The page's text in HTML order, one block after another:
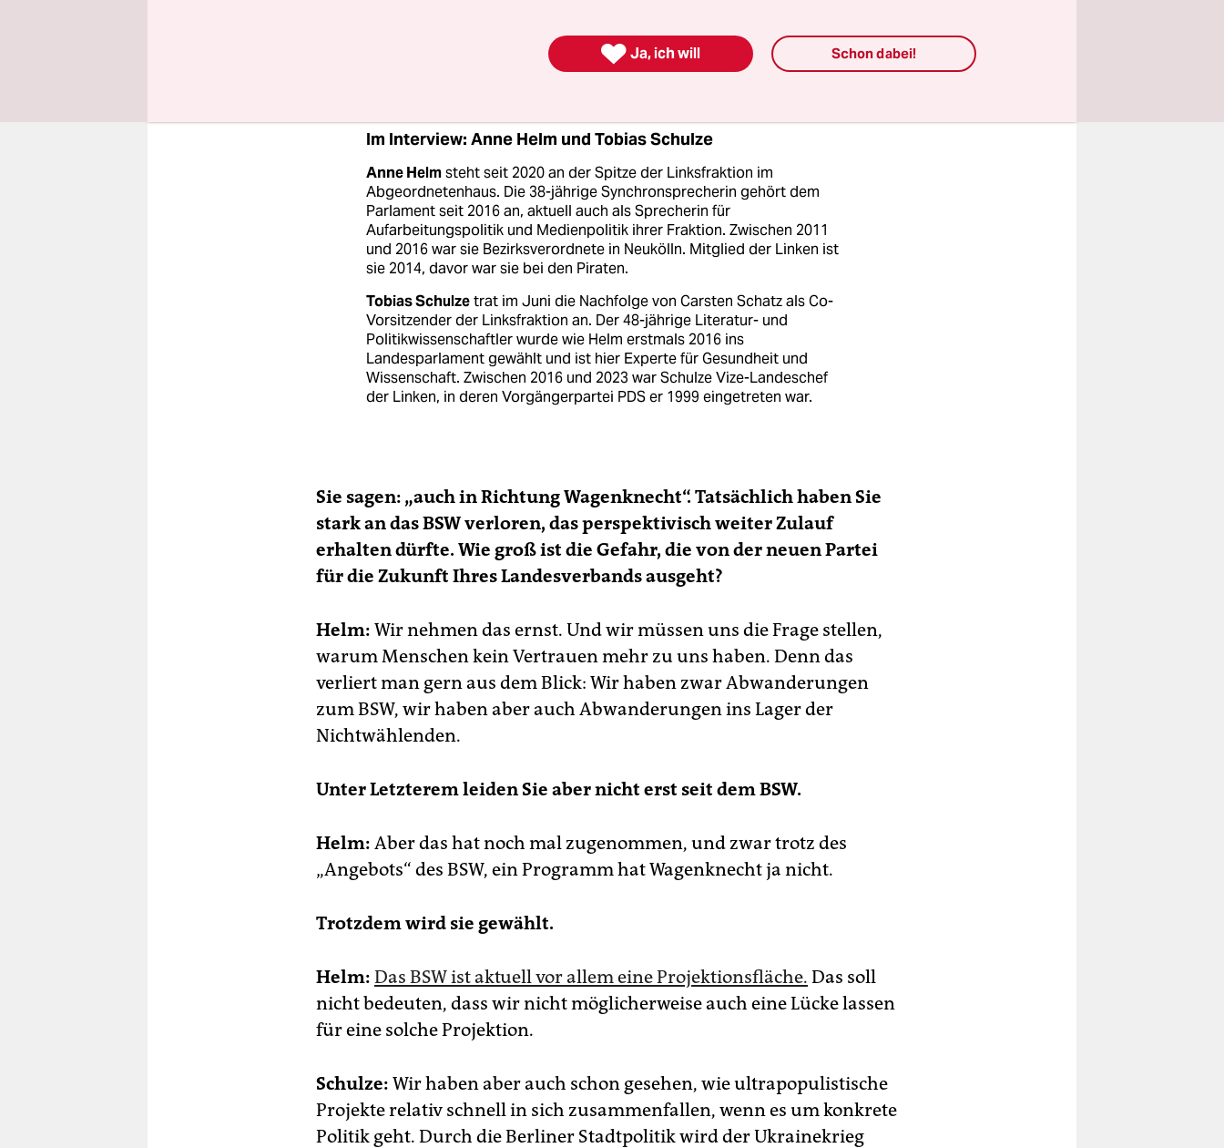
Im Interview: Anne Helm und Tobias Schulze
Anne Helmsteht seit 2020 an der Spitze der Linksfraktion im
Abgeordnetenhaus. Die 38-jährige Synchronsprecherin gehört dem
Parlament seit 2016 an, aktuell auch als Sprecherin für
Aufarbeitungspolitik und Medienpolitik ihrer Fraktion. Zwischen 2011
und 2016 war sie Bezirksverordnete in Neukölln. Mitglied der Linken ist
sie 2014, davor war sie bei den Piraten.
Tobias Schulzetrat im Juni die Nachfolge von Carsten Schatz als Co-
Vorsitzender der Linksfraktion an. Der 48-jährige Literatur- und
Politikwissenschaftler wurde wie Helm erstmals 2016 ins
Landesparlament gewählt und ist hier Experte für Gesundheit und
Wissenschaft. Zwischen 2016 und 2023 war Schulze Vize-Landeschef
der Linken, in deren Vorgängerpartei PDS er 1999 eingetreten war.
Sie sagen: „auch in Richtung Wagenknecht“. Tatsächlich haben Sie
stark an das BSW verloren, das perspektivisch weiter Zulauf
erhalten dürfte. Wie groß ist die Gefahr, die von der neuen Partei
für die Zukunft Ihres Landesverbands ausgeht?
Helm: Wir nehmen das ernst. Und wir müssen uns die Frage stellen,
warum Menschen kein Vertrauen mehr zu uns haben. Denn das
verliert man gern aus dem Blick: Wir haben zwar Abwanderungen
zum BSW, wir haben aber auch Abwanderungen ins Lager der
Nichtwählenden.
Unter Letzterem leiden Sie aber nicht erst seit dem BSW.
Helm: Aber das hat noch mal zugenommen, und zwar trotz des
„Angebots“ des BSW, ein Programm hat Wagenknecht ja nicht.
Trotzdem wird sie gewählt.
Helm: Das BSW ist aktuell vor allem eine Projektionsfläche. Das soll
nicht bedeuten, dass wir nicht möglicherweise auch eine Lücke lassen
für eine solche Projektion.
Schulze: Wir haben aber auch schon gesehen, wie ultrapopulistische
Projekte relativ schnell in sich zusammenfallen, wenn es um konkrete
Politik geht. Durch die Berliner Stadtpolitik wird der Ukrainekrieg
 Ja, ich will Schon dabei!